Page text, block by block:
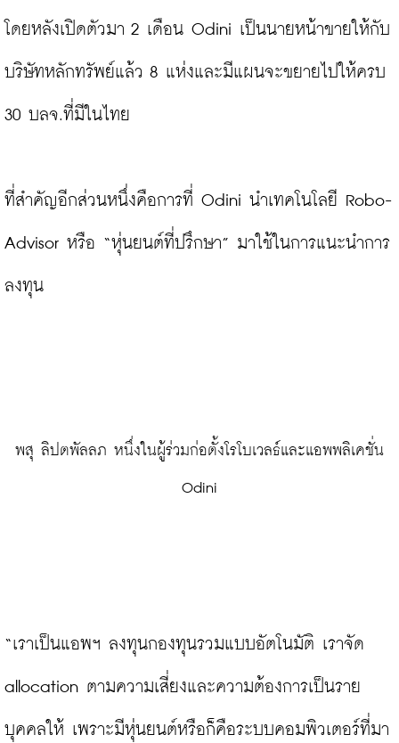
โดยหลังเปิดตัวมา 2 เดือน Odini เป็นนายหน้าขายให้กับ
บริษัทหลักทรัพย์แล้ว 8 แห่งและมีแผนจะขยายไปให้ครบ
30 บลจ.ที่มีในไทย
ที่สำคัญอีกส่วนหนึ่งคือการที่ Odini นำเทคโนโลยี Robo-
Advisor หรือ “หุ่นยนต์ที่ปรึกษา” มาใช้ในการแนะนำการ
ลงทุน
Odini
“เราเป็นแอพฯ ลงทุนกองทุนรวมแบบอัตโนมัติ เราจัด
allocation ตามความเสี่ยงและความต้องการเป็นราย
บุคคลให้ เพราะมีหุ่นยนต์หรือก็คือระบบคอมพิวเตอร์ที่มา